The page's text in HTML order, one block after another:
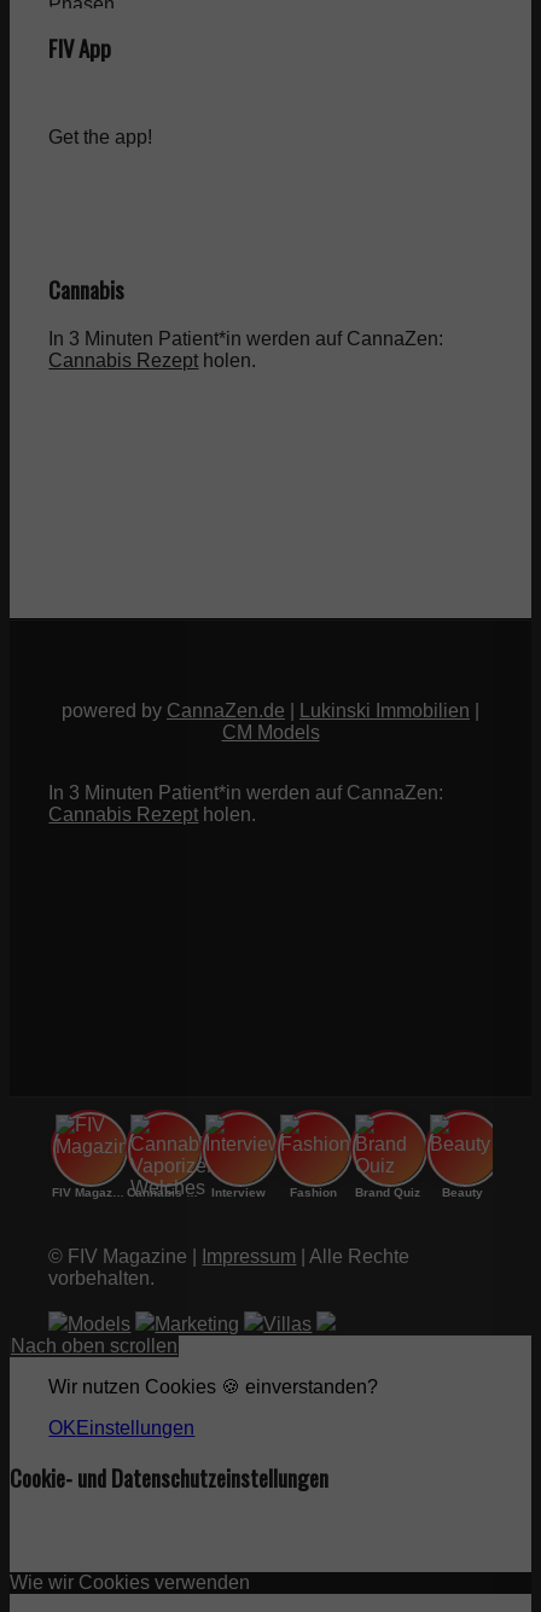
FIV App
Get the app!
Cannabis
In 3 Minuten Patient*in werden auf CannaZen:
Cannabis Rezept holen.
powered by CannaZen.de Lukinski Immobilien
CM Models
In 3 Minuten Patient*in werden auf CannaZen:
Cannabis Rezept holen.
Cannabis Vaporizer: Welches Interview Fashion Brand Quiz Beauty
© FIV Magazine | Impressum | Alle Rechte
vorbehalten.
Models Marketing
Villas
Nach oben scrollen
Wir nutzen Cookies 🍪 einverstanden?
OK Einstellungen
Cookie- und Datenschutzeinstellungen
Wie wir Cookies verwenden